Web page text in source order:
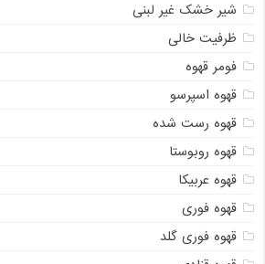
شیر خشک غیر لبنی
ظرفیت خالی
فومر قهوه
قهوه اسپرسو
قهوه رست شده
قهوه روبوستا
قهوه عربیکا
قهوه فوری
قهوه فوری گلد